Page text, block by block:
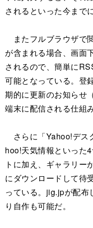
されるといった今まで
またフルブラウザで
が含まれる場合、画面
されるので、簡単に
可能となっている。登
期的に更新のお知らせ
端末に配信される仕組み
さらに「Yahoo!デス
hoo!天気情報といった
トに加え、ギャラリー
にダウンロードして待
っている。jig.jpが配布
り自作も可能だ。